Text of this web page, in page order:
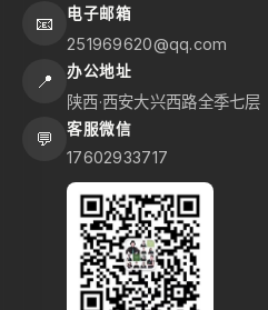
📧 电子邮箱
251969620@qq.com
📍 办公地址
陕西·西安大兴西路全季七层
💬 客服微信
17602933717